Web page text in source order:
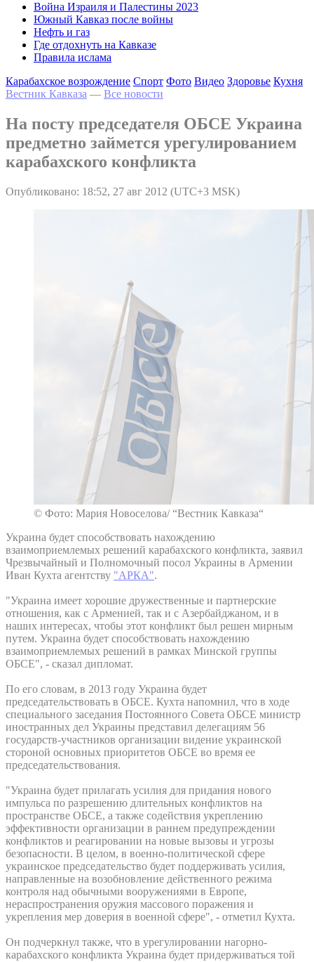
Война Израиля и Палестины 2023
Южный Кавказ после войны
Нефть и газ
Где отдохнуть на Кавказе
Правила ислама
Карабахское возрождение Спорт Фото Видео Здоровье Кухня
Вестник Кавказа — Все новости
На посту председателя ОБСЕ Украина
предметно займется урегулированием
карабахского конфликта
Опубликовано: 18:52, 27 авг 2012 (UTC+3 MSK)
© Фото: Мария Новоселова/ “Вестник Кавказа“
Украина будет способствовать нахождению
взаимоприемлемых решений карабахского конфликта, заявил
Чрезвычайный и Полномочный посол Украины в Армении
Иван Кухта агентству "АРКА".
"Украина имеет хорошие дружественные и партнерские
отношения, как с Арменией, так и с Азербайджаном, и в
наших интересах, чтобы этот конфликт был решен мирным
путем. Украина будет способствовать нахождению
взаимоприемлемых решений в рамках Минской группы
ОБСЕ", - сказал дипломат.
По его словам, в 2013 году Украина будет
председательствовать в ОБСЕ. Кухта напомнил, что в ходе
специального заседания Постоянного Совета ОБСЕ министр
иностранных дел Украины представил делегациям 56
государств-участников организации видение украинской
стороной основных приоритетов ОБСЕ во время ее
председательствования.
"Украина будет прилагать усилия для придания нового
импульса по разрешению длительных конфликтов на
пространстве ОБСЕ, а также содействия укреплению
эффективности организации в раннем предупреждении
конфликтов и реагировании на новые вызовы и угрозы
безопасности. В целом, в военно-политической сфере
украинское председательство будет поддерживать усилия,
направленные на возобновление действенного режима
контроля над обычными вооружениями в Европе,
нераспространения оружия массового поражения и
укрепления мер доверия в военной сфере", - отметил Кухта.
Он подчеркнул также, что в урегулировании нагорно-
карабахского конфликта Украина будет придерживаться той